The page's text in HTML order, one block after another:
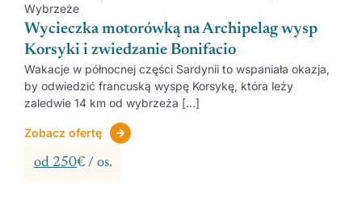
Wybrzeże
Wycieczka motorówką na Archipelag wysp
Korsyki i zwiedzanie Bonifacio
Wakacje w północnej części Sardynii to wspaniała okazja,
by odwiedzić francuską wyspę Korsykę, która leży
zaledwie 14 km od wybrzeża [...]
Zobacz ofertę
od 250€ / os.